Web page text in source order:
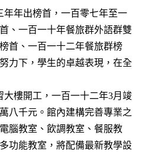
年出榜首，一百零七年至一
、一百一十年餐旅群外語群雙
首、一百一十二年餐旅群榜
力下，學生的卓越表現，在全
樓開工，一百一十二年3月竣
八千元。館內建構完善專業之
腦教室、飲調教室、餐服教
功能教室，將配備最新教學設